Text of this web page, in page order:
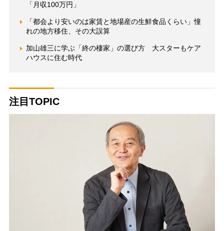
「月収100万円」
「都会より安いのは家賃と地場産の生鮮食品くらい」憧
れの地方移住、その大誤算
加山雄三に学ぶ「終の棲家」の選び方 大スターもケア
ハウスに住む時代
注目TOPIC